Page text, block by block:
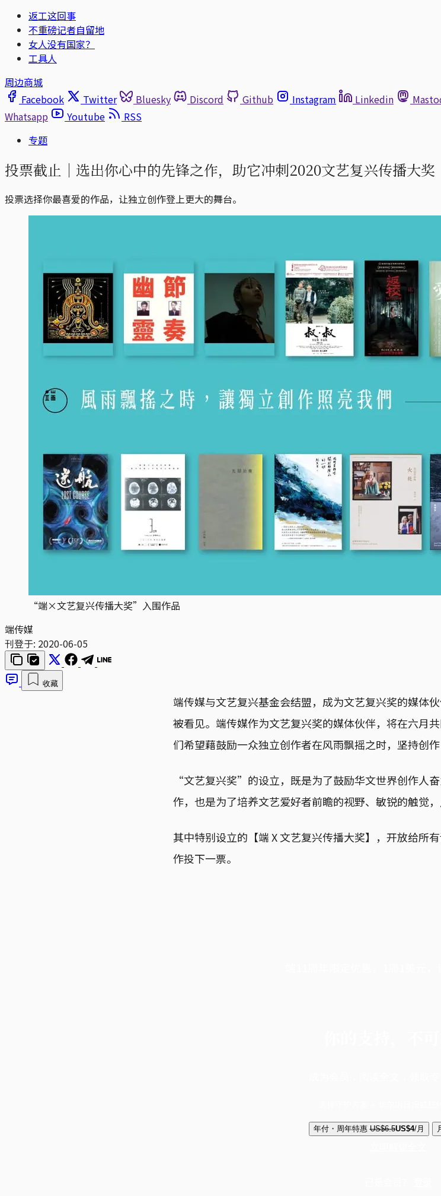
返工这回事
不重磅记者自留地
女人没有国家？
工具人
周边商城
Facebook
Twitter Bluesky Discord Github Instagram Linkedin
Whatsapp
Youtube
RSS
专题
投票截止｜选出你心中的先锋之作，助它冲刺2020文艺复兴传播大奖
投票选择你最喜爱的作品，让独立创作登上更大的舞台。
“端×文艺复兴传播大奖”入围作品
端传媒
刊登于: 2020-06-05
收藏
端传媒与文艺复兴基金会结盟，成为文艺复兴奖的媒体
被看见。端传媒作为文艺复兴奖的媒体伙伴，将在六
们希望藉鼓励一众独立创作者在风雨飘摇之时，坚持创作
“文艺复兴奖”的设立，既是为了鼓励华文世界创作人
作，也是为了培养文艺爱好者前瞻的视野、敏锐的触觉
其中特别设立的【端 X 文艺复兴传播大奖】，开放给所
作投下一票。
年付・周年特惠 US$6.5US$4/月